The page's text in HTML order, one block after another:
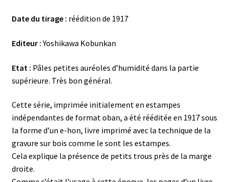
Date du tirage : réédition de 1917
Editeur :Yoshikawa Kobunkan
Etat : Pâles petites auréoles d’humidité dans la partie
supérieure. Très bon général.
Cette série, imprimée initialement en estampes
indépendantes de format oban, a été rééditée en 1917 sous
la forme d’un e-hon, livre imprimé avec la technique de la
gravure sur bois comme le sont les estampes.
Cela explique la présence de petits trous près de la marge
droite.